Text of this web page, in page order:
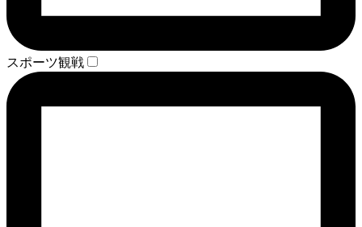
スポーツ観戦